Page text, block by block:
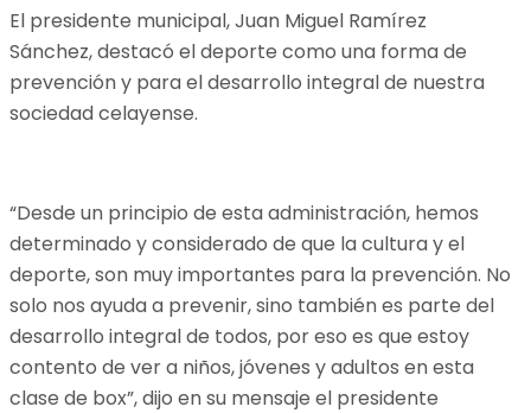
El presidente municipal, Juan Miguel Ramírez
Sánchez, destacó el deporte como una forma de
prevención y para el desarrollo integral de nuestra
sociedad celayense.
“Desde un principio de esta administración, hemos
determinado y considerado de que la cultura y el
deporte, son muy importantes para la prevención. No
solo nos ayuda a prevenir, sino también es parte del
desarrollo integral de todos, por eso es que estoy
contento de ver a niños, jóvenes y adultos en esta
clase de box”, dijo en su mensaje el presidente